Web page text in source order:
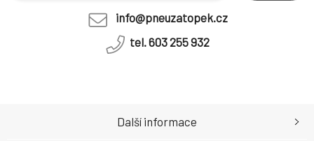
info@pneuzatopek.cz
tel. 603 255 932
Další informace